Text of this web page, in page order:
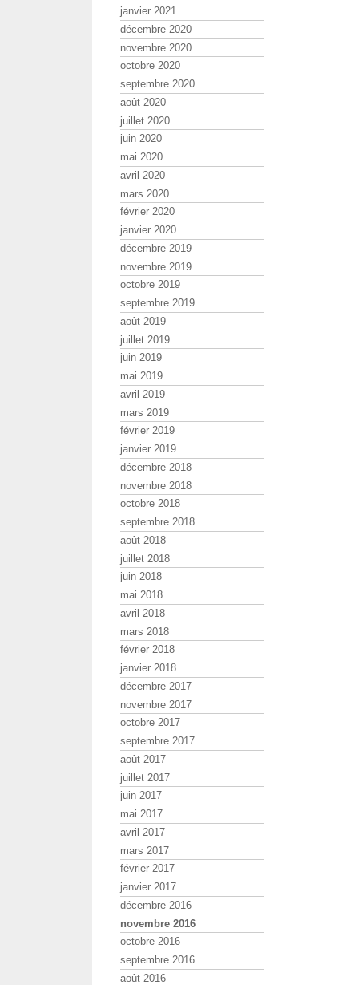
janvier 2021
décembre 2020
novembre 2020
octobre 2020
septembre 2020
août 2020
juillet 2020
juin 2020
mai 2020
avril 2020
mars 2020
février 2020
janvier 2020
décembre 2019
novembre 2019
octobre 2019
septembre 2019
août 2019
juillet 2019
juin 2019
mai 2019
avril 2019
mars 2019
février 2019
janvier 2019
décembre 2018
novembre 2018
octobre 2018
septembre 2018
août 2018
juillet 2018
juin 2018
mai 2018
avril 2018
mars 2018
février 2018
janvier 2018
décembre 2017
novembre 2017
octobre 2017
septembre 2017
août 2017
juillet 2017
juin 2017
mai 2017
avril 2017
mars 2017
février 2017
janvier 2017
décembre 2016
novembre 2016
octobre 2016
septembre 2016
août 2016